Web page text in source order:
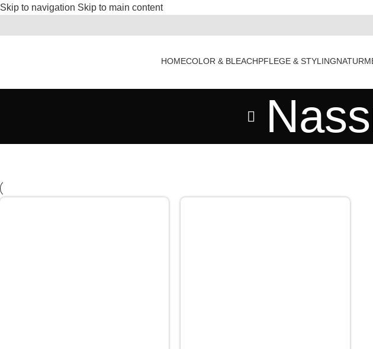
Skip to navigation Skip to main content
HOMECOLOR & BLEACHPFLEGE & STYLINGNATUR